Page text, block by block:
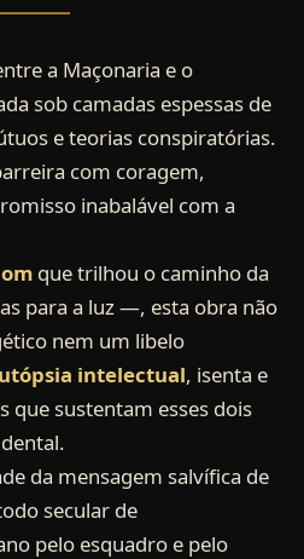
a Maçonaria e o
sob camadas espessas de
e teorias conspiratórias.
com coragem,
inabalável com a
que trilhou o caminho da
para a luz —, esta obra não
nem um libelo
intelectual, isenta e
que sustentam esses dois
da mensagem salvífica de
secular de
pelo esquadro e pelo